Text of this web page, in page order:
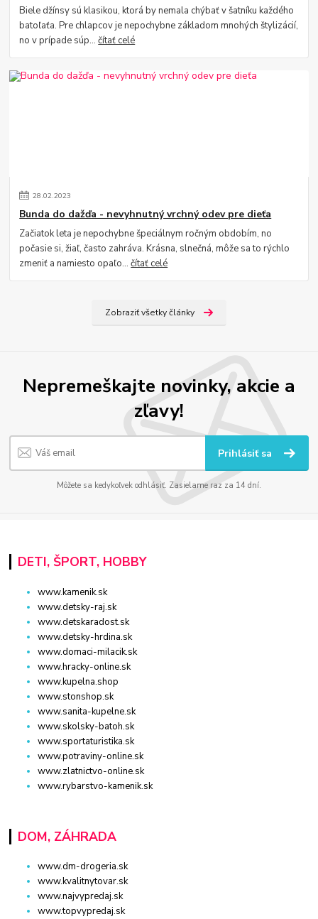
Biele džínsy sú klasikou, ktorá by nemala chýbať v šatníku každého
batoľaťa. Pre chlapcov je nepochybne základom mnohých štylizácií,
no v prípade súp...čítať celé
28.02.2023
Bunda do dažďa - nevyhnutný vrchný odev pre dieťa
Začiatok leta je nepochybne špeciálnym ročným obdobím, no
počasie si, žiaľ, často zahráva. Krásna, slnečná, môže sa to rýchlo
zmeniť a namiesto opaľo...čítať celé
Zobraziť všetky články
Nepremeškajte novinky, akcie a
zľavy!
Prihlásiť sa
Môžete sa kedykoľvek odhlásiť. Zasielame raz za 14 dní.
DETI, ŠPORT, HOBBY
www.kamenik.sk
www.detsky-raj.sk
www.detskaradost.sk
www.detsky-hrdina.sk
www.domaci-milacik.sk
www.hracky-online.sk
www.kupelna.shop
www.stonshop.sk
www.sanita-kupelne.sk
www.skolsky-batoh.sk
www.sportaturistika.sk
www.potraviny-online.sk
www.zlatnictvo-online.sk
www.rybarstvo-kamenik.sk
DOM, ZÁHRADA
www.dm-drogeria.sk
www.kvalitnytovar.sk
www.najvypredaj.sk
www.topvypredaj.sk